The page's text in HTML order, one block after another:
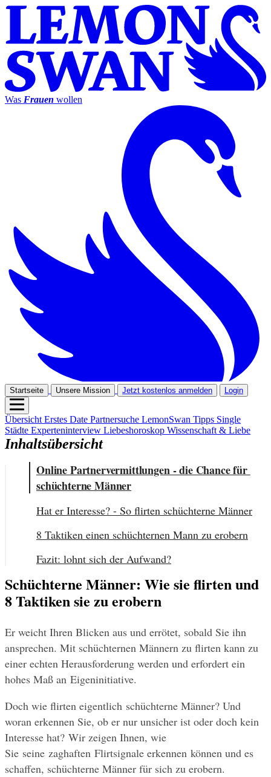
Was Frauen wollen
Startseite Unsere Mission Jetzt kostenlos anmelden Login
ÜbersichtErstes Date Partnersuche LemonSwan Tipps Single
Städte Experteninterview Liebeshoroskop Wissenschaft & Liebe
Inhaltsübersicht
Online Partnervermittlungen - die Chance für
schüchterne Männer
Hat er Interesse? - So flirten schüchterne Männer
8 Taktiken einen schüchternen Mann zu erobern
Fazit: lohnt sich der Aufwand?
Schüchterne Männer: Wie sie flirten und
8 Taktiken sie zu erobern
Er weicht Ihren Blicken aus und errötet, sobald Sie ihn
ansprechen. Mit schüchternen Männern zu flirten kann zu
einer echten Herausforderung werden und erfordert ein
hohes Maß an Eigeninitiative.
Doch wie flirten eigentlich schüchterne Männer? Und
woran erkennen Sie, ob er nur unsicher ist oder doch kein
Interesse hat? Wir zeigen Ihnen, wie
Sie seine zaghaften Flirtsignale erkennen können und es
schaffen, schüchterne Männer für sich zu erobern.